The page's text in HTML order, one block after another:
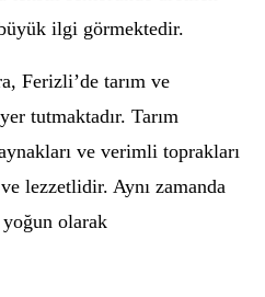
ilgi görmektedir.
Ferizli’de tarım ve
tutmaktadır. Tarım
ve verimli toprakları
lezzetlidir. Aynı zamanda
olarak